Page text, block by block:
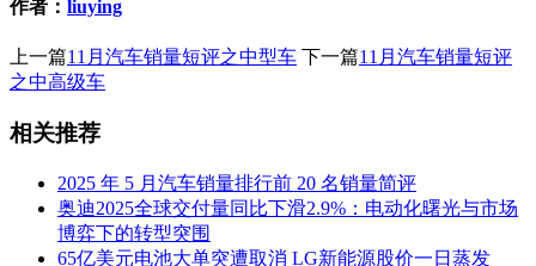
作者： liuying
上一篇11月汽车销量短评之中型车 下一篇11月汽车销量短评
之中高级车
相关推荐
2025 年 5 月汽车销量排行前 20 名销量简评
奥迪2025全球交付量同比下滑2.9%：电动化曙光与市场
博弈下的转型突围
65亿美元电池大单突遭取消 LG新能源股价一日蒸发